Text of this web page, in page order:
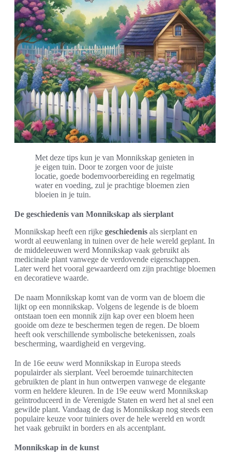
Met deze tips kun je van Monnikskap genieten in
je eigen tuin. Door te zorgen voor de juiste
locatie, goede bodemvoorbereiding en regelmatig
water en voeding, zul je prachtige bloemen zien
bloeien in je tuin.
De geschiedenis van Monnikskap als sierplant
Monnikskap heeft een rijke geschiedenis als sierplant en
wordt al eeuwenlang in tuinen over de hele wereld geplant. In
de middeleeuwen werd Monnikskap vaak gebruikt als
medicinale plant vanwege de verdovende eigenschappen.
Later werd het vooral gewaardeerd om zijn prachtige bloemen
en decoratieve waarde.
De naam Monnikskap komt van de vorm van de bloem die
lijkt op een monnikskap. Volgens de legende is de bloem
ontstaan toen een monnik zijn kap over een bloem heen
gooide om deze te beschermen tegen de regen. De bloem
heeft ook verschillende symbolische betekenissen, zoals
bescherming, waardigheid en vergeving.
In de 16e eeuw werd Monnikskap in Europa steeds
populairder als sierplant. Veel beroemde tuinarchitecten
gebruikten de plant in hun ontwerpen vanwege de elegante
vorm en heldere kleuren. In de 19e eeuw werd Monnikskap
geïntroduceerd in de Verenigde Staten en werd het al snel een
gewilde plant. Vandaag de dag is Monnikskap nog steeds een
populaire keuze voor tuiniers over de hele wereld en wordt
het vaak gebruikt in borders en als accentplant.
Monnikskap in de kunst